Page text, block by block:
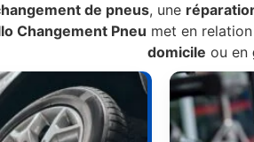
de pneus, une
Changement Pneu met en
domicile ou en